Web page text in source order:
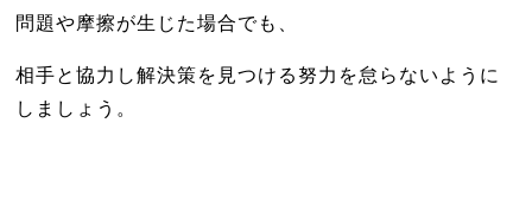
問題や摩擦が生じた場合でも、
相手と協力し解決策を見つける努力を怠らないように
しましょう。